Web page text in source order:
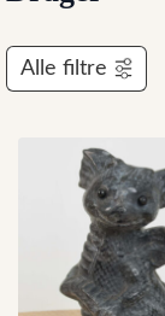
Alle filtre